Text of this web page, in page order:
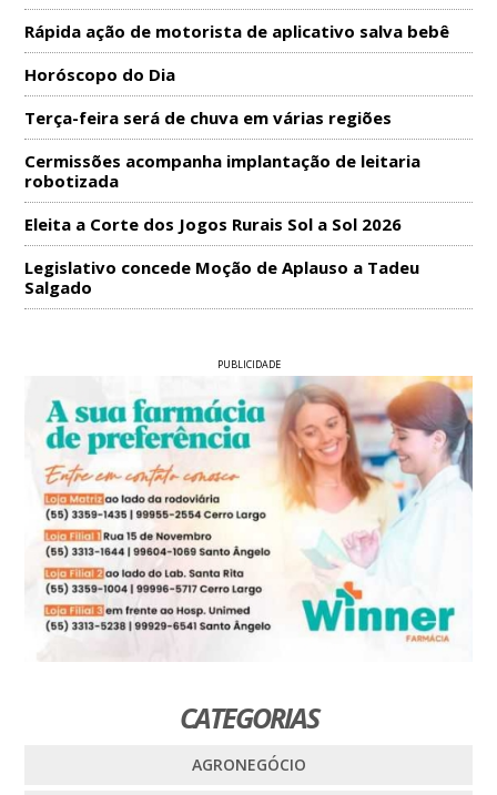
Rápida ação de motorista de aplicativo salva bebê
Horóscopo do Dia
Terça-feira será de chuva em várias regiões
Cermissões acompanha implantação de leitaria
robotizada
Eleita a Corte dos Jogos Rurais Sol a Sol 2026
Legislativo concede Moção de Aplauso a Tadeu
Salgado
PUBLICIDADE
CATEGORIAS
AGRONEGÓCIO